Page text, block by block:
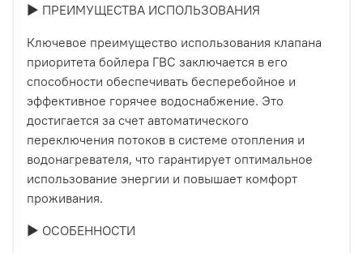
► ПРЕИМУЩЕСТВА ИСПОЛЬЗОВАНИЯ
Ключевое преимущество использования клапана
приоритета бойлера ГВС заключается в его
способности обеспечивать бесперебойное и
эффективное горячее водоснабжение. Это
достигается за счет автоматического
переключения потоков в системе отопления и
водонагревателя, что гарантирует оптимальное
использование энергии и повышает комфорт
проживания.
► ОСОБЕННОСТИ